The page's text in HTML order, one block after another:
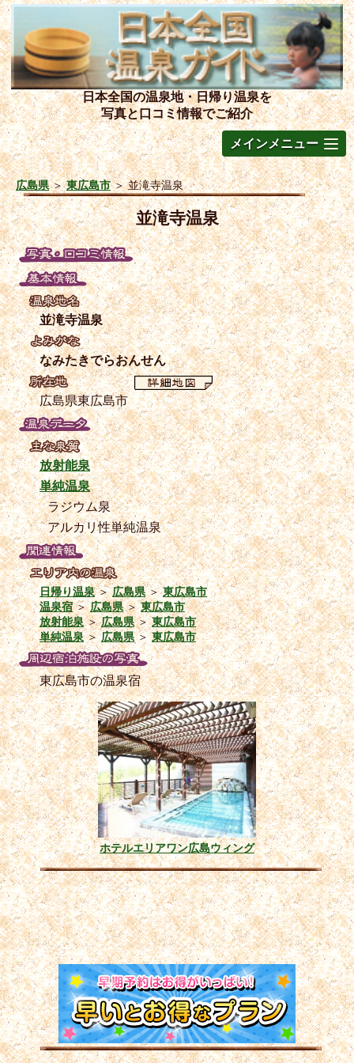
日本全国の温泉地・日帰り温泉を
写真と口コミ情報でご紹介
メインメニュー
広島県＞東広島市＞並滝寺温泉
並滝寺温泉
並滝寺温泉
なみたきでらおんせん
広島県東広島市
放射能泉
単純温泉
ラジウム泉
アルカリ性単純温泉
日帰り温泉＞広島県＞東広島市
温泉宿＞広島県＞東広島市
放射能泉＞広島県＞東広島市
単純温泉＞広島県＞東広島市
東広島市の温泉宿
ホテルエリアワン広島ウィング